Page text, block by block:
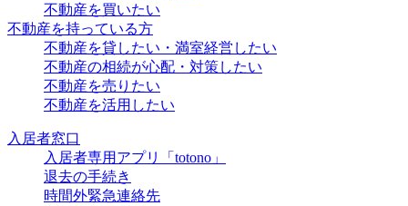
不動産を買いたい
不動産を持っている方
不動産を貸したい・満室経営したい
不動産の相続が心配・対策したい
不動産を売りたい
不動産を活用したい
入居者窓口
入居者専用アプリ「totono」
退去の手続き
時間外緊急連絡先